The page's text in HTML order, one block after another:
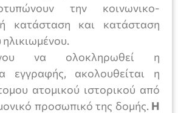
την κοινωνικο-
κατάσταση και κατάσταση
ηλικιωμένου.
να ολοκληρωθεί η
εγγραφής, ακολουθείται η
ατομικού ιστορικού από
προσωπικό της δομής. Η